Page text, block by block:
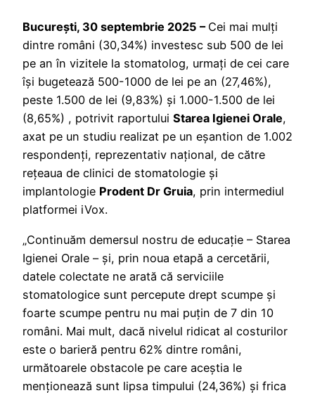
București, 30 septembrie 2025 – Cei mai mulți
dintre români (30,34%) investesc sub 500 de lei
pe an în vizitele la stomatolog, urmați de cei care
își bugetează 500-1000 de lei pe an (27,46%),
peste 1.500 de lei (9,83%) și 1.000-1.500 de lei
(8,65%) , potrivit raportului Starea Igienei Orale,
axat pe un studiu realizat pe un eșantion de 1.002
respondenți, reprezentativ național, de către
rețeaua de clinici de stomatologie și
implantologie Prodent Dr Gruia, prin intermediul
platformei iVox.
„Continuăm demersul nostru de educație – Starea
Igienei Orale – și, prin noua etapă a cercetării,
datele colectate ne arată că serviciile
stomatologice sunt percepute drept scumpe și
foarte scumpe pentru nu mai puțin de 7 din 10
români. Mai mult, dacă nivelul ridicat al costurilor
este o barieră pentru 62% dintre români,
următoarele obstacole pe care aceștia le
menționează sunt lipsa timpului (24,36%) și frica